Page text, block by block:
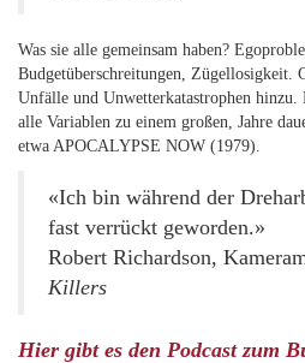
Was sie alle gemeinsam haben?
Budgetüberschreitungen, Zügellosigkeit.
Unfälle und Unwetterkatastrophen
alle Variablen zu einem großen, Jahre
etwa APOCALYPSE NOW (1979).
«Ich bin während der
fast verrückt geworden.»
Robert Richardson,
Killers
Hier gibt es den Podcast zum